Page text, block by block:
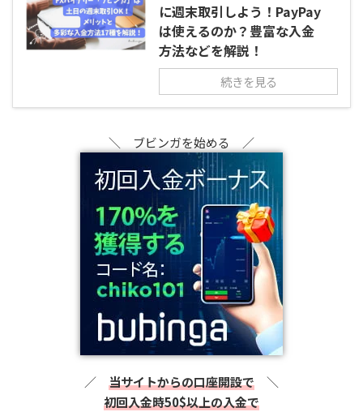
に週末取引しよう！PayPay
は使えるのか？豊富な入金
方法などを解説！
続きを見る
＼ ブビンガを始める ／
／ 当サイトからの口座開設で ＼
初回入金時50$以上の入金で